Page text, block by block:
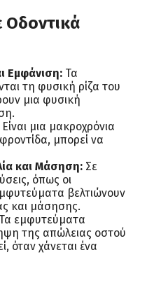
Οδοντικά
Εμφάνιση: Τα
τη φυσική ρίζα του
μια φυσική
Είναι μια μακροχρόνια
μπορεί να
και Μάσηση: Σε
όπως οι
βελτιώνουν
και μάσησης.
Τα εμφυτεύματα
της απώλειας οστού
όταν χάνεται ένα